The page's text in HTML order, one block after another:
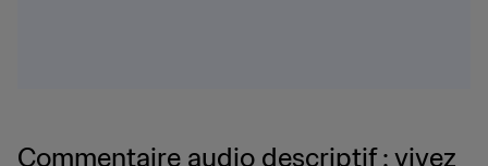
Commentaire audio descriptif : vivez